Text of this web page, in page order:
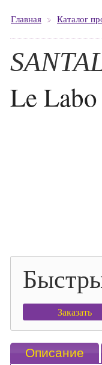
Главная Каталог
Le Labo
Заказать
Описание